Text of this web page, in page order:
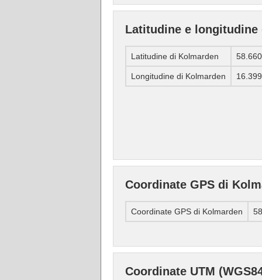
Latitudine e longitudine
Latitudine di Kolmarden
Longitudine di Kolmarden
Coordinate GPS di
Coordinate GPS di Kolmarden
Coordinate UTM